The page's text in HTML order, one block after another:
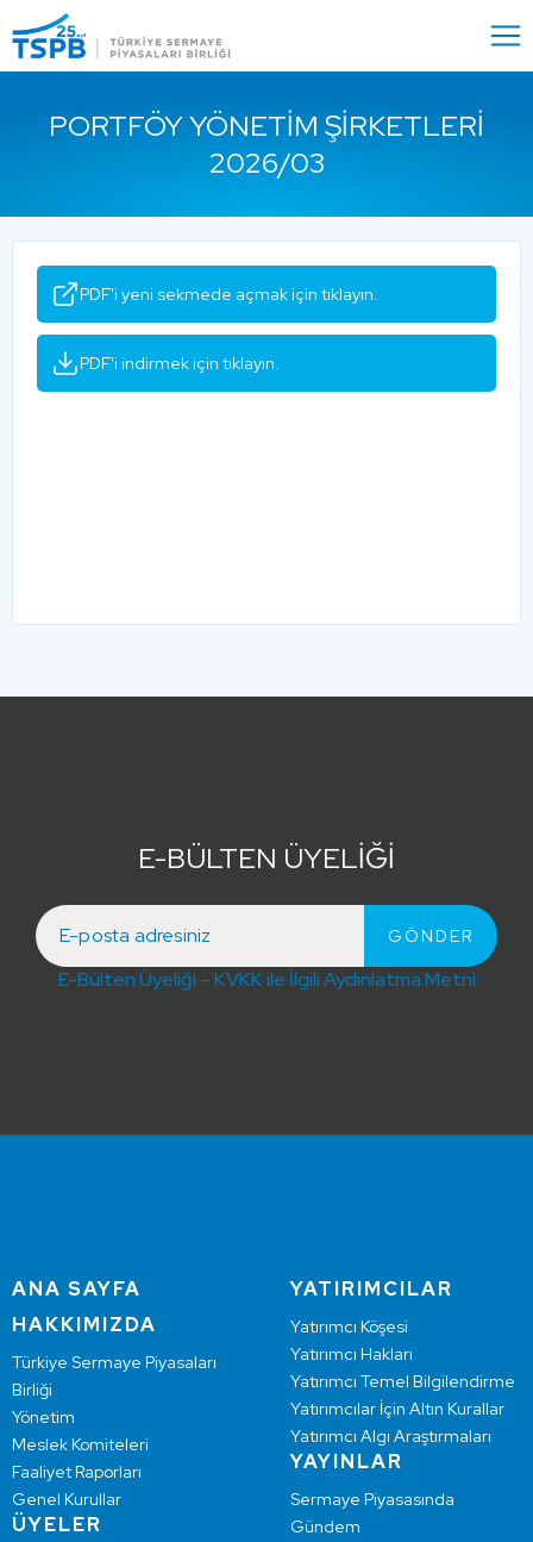
Close
PORTFÖY YÖNETIM ŞIRKETLERI
2026/03
PDF'i yeni sekmede açmak için tıklayın.
PDF'i indirmek için tıklayın.
E-BÜLTEN ÜYELİĞİ
E-Bülten Üyeliği – KVKK ile İlgili Aydınlatma Metni
ANA SAYFA
HAKKIMIZDA
Türkiye Sermaye Piyasaları
Birliği
Yönetim
Meslek Komiteleri
Faaliyet Raporları
Genel Kurullar
ÜYELER
YATIRIMCILAR
Yatırımcı Köşesi
Yatırımcı Hakları
Yatırımcı Temel Bilgilendirme
Yatırımcılar İçin Altın Kurallar
Yatırımcı Algı Araştırmaları
YAYINLAR
Sermaye Piyasasında
Gündem